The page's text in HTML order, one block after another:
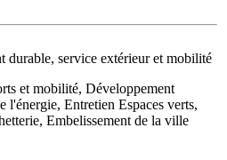
durable, service extérieur et mobilité
et mobilité, Développement
l'énergie, Entretien Espaces verts,
Embelissement de la ville